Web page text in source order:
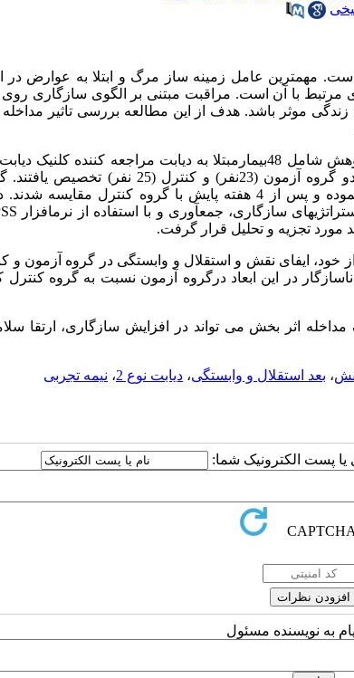
مهمترین عامل زمینه ساز مرگ و ابتلا به عوارض در
با آن است. مراقبت مبتنی بر الگوی سازگاری روی
موثر باشد. هدف از این مطالعه بررسی تاثیر
این مطالعه از نوع نیمه تجربی بوده و نمونه­های پژوهش شامل 48بیمارمبتلا به دیابت
سال 1395 بود. افراد با لحاظ معیارهای ورود، بطور تصادفی به دو گروه
آموزشی-حمایتی مبتنی بر "الگوی روی" را در 10 هفته دریافت نموده و پس از 4 هفته پایش با
سازگاری، جمع­آوری و با استفاده از نرم­افزار
خود، ایفای نقش و استقلال و وابستگی در گروه آزمون و
در این ابعاد درگروه آزمون نسبت به گروه کنترل
اثر بخش می تواند در افزایش سازگاری، ارتقا
، بعد استقلال و وابستگی، دیابت نوع 2 ، نیمه تجربی
یا پست الکترونیک شما:
به نویسنده مسئول